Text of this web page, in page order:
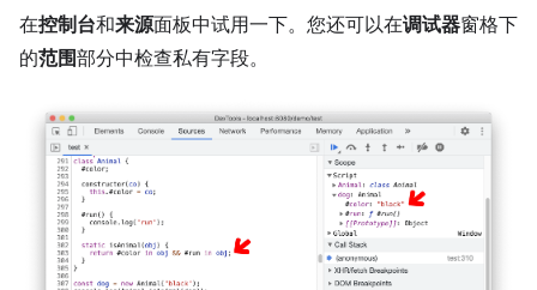
在控制台和来源面板中试用一下。您还可以在调试器窗格下
的范围部分中检查私有字段。